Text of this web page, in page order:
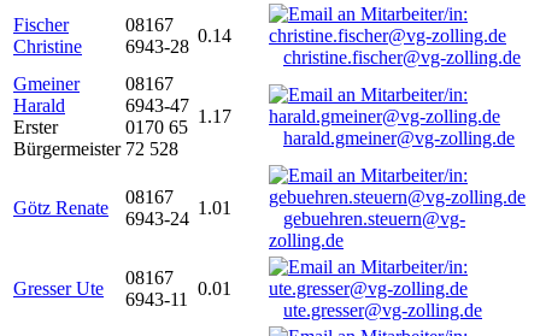
Fischer
Christine
08167
6943-28
0.14
christine.fischer@vg-zolling.de
Gmeiner
Harald
Erster
Bürgermeister
08167
6943-47
0170 65
72 528
1.17
harald.gmeiner@vg-zolling.de
Götz Renate
08167
6943-24
1.01
gebuehren.steuern@vg-
zolling.de
Gresser Ute
08167
6943-11
0.01
ute.gresser@vg-zolling.de